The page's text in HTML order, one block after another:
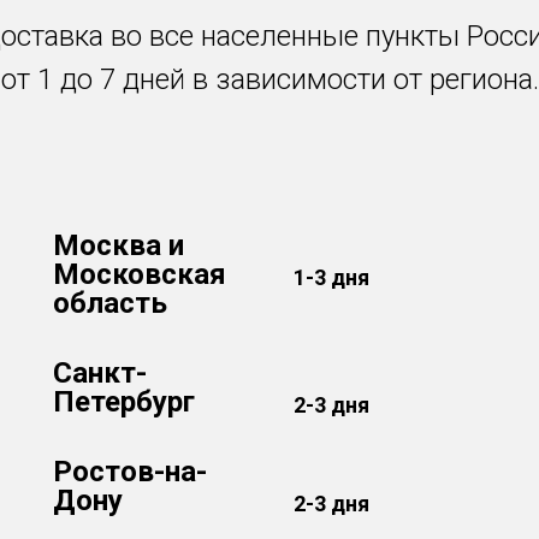
во все населенные пункты
от 1 до 7 дней в зависимости от региона.
Москва и
Московская
область
1-3 дня
Санкт-
Петербург
2-3 дня
Ростов-на-
Дону
2-3 дня